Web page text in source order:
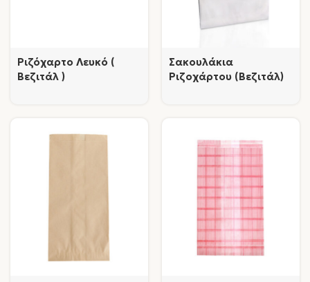
Ριζόχαρτο Λευκό (
Βεζιτάλ )
Σακουλάκια
Ριζoχάρτου (Βεζιτάλ)